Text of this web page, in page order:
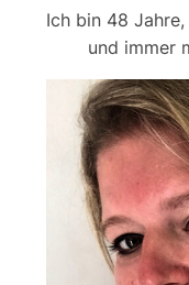
Ich bin 48
und immer